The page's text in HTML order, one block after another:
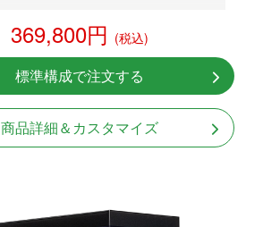
RTX 5070 12GB
NVMeSSD 1TB
無線LAN Bluetooth対応
Windows11 Home 64bit
369,800円 (税込)
標準構成で注文する
商品詳細＆カスタマイズ